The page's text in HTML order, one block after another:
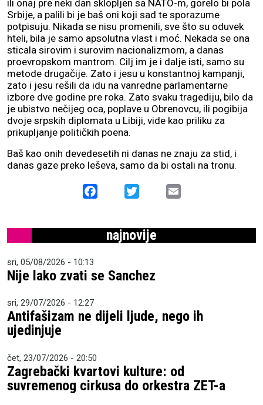
ili onaj pre neki dan sklopljen sa NATO-m, gorelo bi pola
Srbije, a palili bi je baš oni koji sad te sporazume
potpisuju. Nikada se nisu promenili, sve što su oduvek
hteli, bila je samo apsolutna vlast i moć. Nekada se ona
sticala sirovim i surovim nacionalizmom, a danas
proevropskom mantrom. Cilj im je i dalje isti, samo su
metode drugačije. Zato i jesu u konstantnoj kampanji,
zato i jesu rešili da idu na vanredne parlamentarne
izbore dve godine pre roka. Zato svaku tragediju, bilo da
je ubistvo nečijeg oca, poplave u Obrenovcu, ili pogibija
dvoje srpskih diplomata u Libiji, vide kao priliku za
prikupljanje političkih poena.
Baš kao onih devedesetih ni danas ne znaju za stid, i
danas gaze preko leševa, samo da bi ostali na tronu.
Facebook
najnovije
sri, 05/08/2026 - 10:13
Nije lako zvati se Sanchez
sri, 29/07/2026 - 12:27
Antifašizam ne dijeli ljude, nego ih
ujedinjuje
čet, 23/07/2026 - 20:50
Zagrebački kvartovi kulture: od
suvremenog cirkusa do orkestra ZET-a